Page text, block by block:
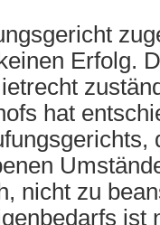
Erfolg.
hat
nicht zu
ist